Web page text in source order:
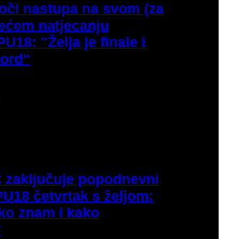
nastupa na svom (za
natjecanju
"Želja je finale i
zaključuje popodnevni
četvrtak s željom:
znam i kako